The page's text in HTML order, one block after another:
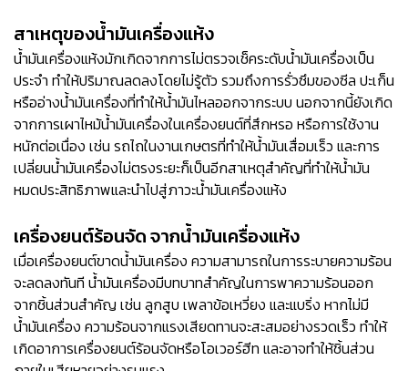
สาเหตุของน้ำมันเครื่องแห้ง
น้ำมันเครื่องแห้งมักเกิดจากการไม่ตรวจเช็คระดับน้ำมันเครื่องเป็น
ประจำ ทำให้ปริมาณลดลงโดยไม่รู้ตัว รวมถึงการรั่วซึมของซีล ปะเก็น
หรืออ่างน้ำมันเครื่องที่ทำให้น้ำมันไหลออกจากระบบ นอกจากนี้ยังเกิด
จากการเผาไหม้น้ำมันเครื่องในเครื่องยนต์ที่สึกหรอ หรือการใช้งาน
หนักต่อเนื่อง เช่น รถไถในงานเกษตรที่ทำให้น้ำมันเสื่อมเร็ว และการ
เปลี่ยนน้ำมันเครื่องไม่ตรงระยะก็เป็นอีกสาเหตุสำคัญที่ทำให้น้ำมัน
หมดประสิทธิภาพและนำไปสู่ภาวะน้ำมันเครื่องแห้ง
เครื่องยนต์ร้อนจัด จากน้ำมันเครื่องแห้ง
เมื่อเครื่องยนต์ขาดน้ำมันเครื่อง ความสามารถในการระบายความร้อน
จะลดลงทันที น้ำมันเครื่องมีบทบาทสำคัญในการพาความร้อนออก
จากชิ้นส่วนสำคัญ เช่น ลูกสูบ เพลาข้อเหวี่ยง และแบริ่ง หากไม่มี
น้ำมันเครื่อง ความร้อนจากแรงเสียดทานจะสะสมอย่างรวดเร็ว ทำให้
เกิดอาการเครื่องยนต์ร้อนจัดหรือโอเวอร์ฮีท และอาจทำให้ชิ้นส่วน